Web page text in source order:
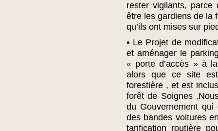
rester vigilants, parce
être les gardiens de la
qu’ils ont mises sur
• Le Projet de
et aménager le
« porte d’accès » à
alors que ce site
forestière , et est
forêt de Soignes
du Gouvernement
des bandes voitures
tarification routière